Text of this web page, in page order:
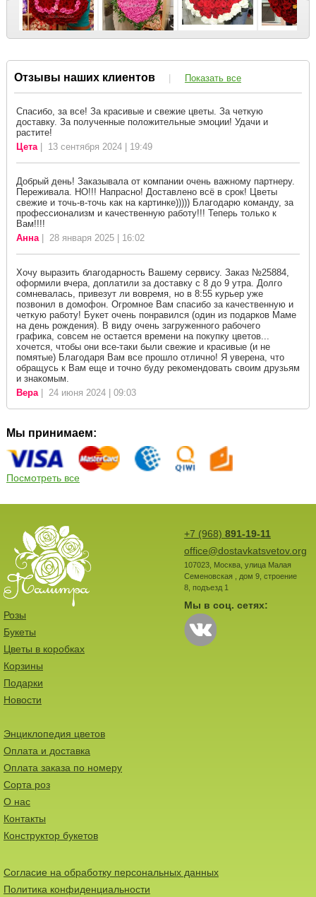
Отзывы наших клиентов | Показать все
Спасибо, за все! За красивые и свежие цветы. За четкую
доставку. За полученные положительные эмоции! Удачи и
растите!
Цета| 13 сентября 2024 | 19:49
Добрый день! Заказывала от компании очень важному партнеру.
Переживала. НО!!! Напрасно! Доставлено всё в срок! Цветы
свежие и точь-в-точь как на картинке))))) Благодарю команду, за
профессионализм и качественную работу!!! Теперь только к
Вам!!!!
Анна| 28 января 2025 | 16:02
Хочу выразить благодарность Вашему сервису. Заказ №25884,
оформили вчера, доплатили за доставку с 8 до 9 утра. Долго
сомневалась, привезут ли вовремя, но в 8:55 курьер уже
позвонил в домофон. Огромное Вам спасибо за качественную и
четкую работу! Букет очень понравился (один из подарков Маме
на день рождения). В виду очень загруженного рабочего
графика, совсем не остается времени на покупку цветов...
хочется, чтобы они все-таки были свежие и красивые (и не
помятые) Благодаря Вам все прошло отлично! Я уверена, что
обращусь к Вам еще и точно буду рекомендовать своим друзьям
и знакомым.
Вера| 24 июня 2024 | 09:03
Мы принимаем:
Посмотреть все
+7 (968) 891-19-11
office@dostavkatsvetov.org
107023, Москва, улица Малая
Семеновская , дом 9, строение
8, подъезд 1
Мы в соц. сетях:
Розы
Букеты
Цветы в коробках
Корзины
Подарки
Новости
Энциклопедия цветов
Оплата и доставка
Оплата заказа по номеру
Сорта роз
О нас
Контакты
Конструктор букетов
Согласие на обработку персональных данных
Политика конфиденциальности